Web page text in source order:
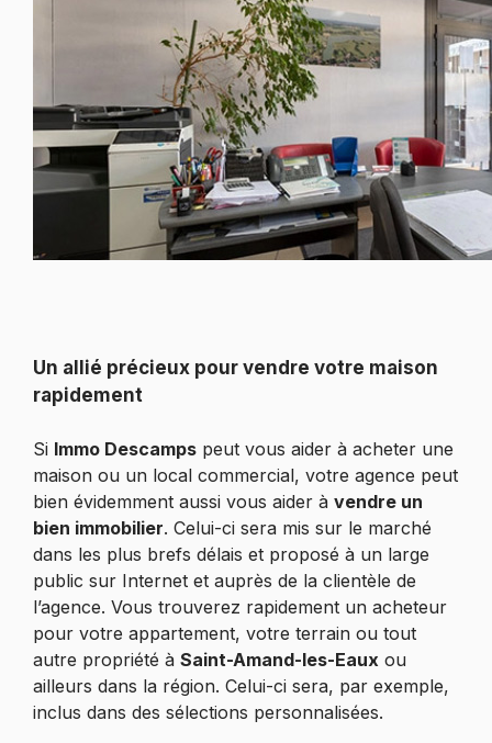
Un allié précieux pour vendre votre maison
rapidement
Si Immo Descampspeut vous aider à acheter une
maison ou un local commercial, votre agence peut
bien évidemment aussi vous aider à vendre un
bien immobilier. Celui-ci sera mis sur le marché
dans les plus brefs délais et proposé à un large
public sur Internet et auprès de la clientèle de
l’agence. Vous trouverez rapidement un acheteur
pour votre appartement, votre terrain ou tout
autre propriété à Saint-Amand-les-Eaux ou
ailleurs dans la région. Celui-ci sera, par exemple,
inclus dans des sélections personnalisées.